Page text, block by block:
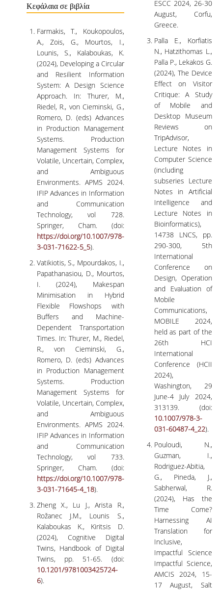
Κεφάλαια σε βιβλία
Farmakis, T., Koukopoulos,
A., Zois, G., Mourtos, I.,
Lounis, S., Kalaboukas, K.
(2024), Developing a Circular
and Resilient Information
System: A Design Science
Approach. In: Thurer, M.,
Riedel, R., von Cieminski, G.,
Romero, D. (eds) Advances
in Production Management
Systems. Production
Management Systems for
Volatile, Uncertain, Complex,
and Ambiguous
Environments. APMS 2024.
IFIP Advances in Information
and Communication
Technology, vol 728.
Springer, Cham. (doi:
https://doi.org/10.1007/978-
3-031-71622-5_5).
Vatikiotis, S., Mpourdakos, I.,
Papathanasiou, D., Mourtos,
I. (2024), Makespan
Minimisation in Hybrid
Flexible Flowshops with
Buffers and Machine-
Dependent Transportation
Times. In: Thurer, M., Riedel,
R., von Cieminski, G.,
Romero, D. (eds) Advances
in Production Management
Systems. Production
Management Systems for
Volatile, Uncertain, Complex,
and Ambiguous
Environments. APMS 2024.
IFIP Advances in Information
and Communication
Technology, vol 733.
Springer, Cham. (doi:
https://doi.org/10.1007/978-
3-031-71645-4_18).
Zheng X., Lu J., Arista R.,
Rožanec J.M., Lounis S.,
Kalaboukas K., Kiritsis D.
(2024), Cognitive Digital
Twins, Handbook of Digital
Twins, pp. 51-65. (doi:
10.1201/9781003425724-
6).
ESCC 2024, 26-30
August, Corfu,
Greece.
Palla E., Korfiatis
N., Hatzithomas L.,
Palla P., Lekakos G.
(2024), The Device
Effect on Visitor
Critique: A Study
of Mobile and
Desktop Museum
Reviews on
TripAdvisor,
Lecture Notes in
Computer Science
(including
subseries Lecture
Notes in Artificial
Intelligence and
Lecture Notes in
Bioinformatics),
14738 LNCS, pp.
290-300, 5th
International
Conference on
Design, Operation
and Evaluation of
Mobile
Communications,
MOBILE 2024,
held as part of the
26th HCI
International
Conference (HCII
2024),
Washington, 29
June-4 July 2024,
313139. (doi:
10.1007/978-3-
031-60487-4_22).
Pouloudi, N.,
Guzman, I.,
Rodriguez-Abitia,
G., Pineda, J.,
Sabherwal, R.
(2024), Has the
Time Come?
Harnessing AI
Translation for
Inclusive,
Impactful Science
Impactful Science,
AMCIS 2024, 15-
17 August, Salt